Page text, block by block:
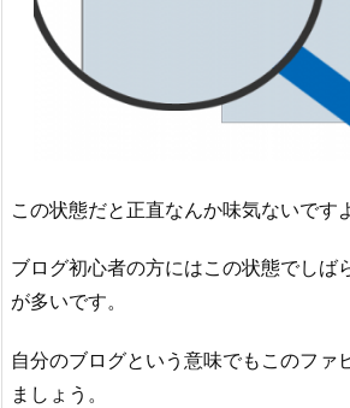
この状態だと正直なんか味気ないです
ブログ初心者の方にはこの状態でしば
が多いです。
自分のブログという意味でもこのファ
ましょう。